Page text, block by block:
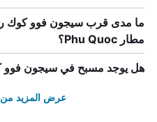
ما مدى قرب سيجون فوو كوك
مطار Phu Quoc؟
هل يوجد مسبح في سيجون فوو
عرض المزيد من